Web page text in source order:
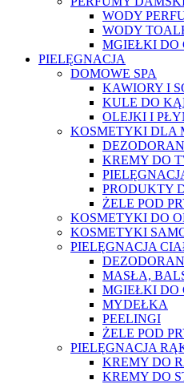
WODY
WODY
MGIEŁKI DO
PIELĘGNACJA
DOMOWE SPA
KAWIORY I
KULE DO
OLEJKI I
KOSMETYKI DLA
KREMY DO
PRODUKTY
ŻELE POD
KOSMETYKI DO
KOSMETYKI
PIELĘGNACJA
MASŁA,
MGIEŁKI DO
MYDEŁKA
PEELINGI
ŻELE POD
PIELĘGNACJA
KREMY DO
KREMY DO